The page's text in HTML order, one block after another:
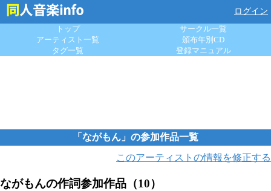
ログイン
トップ
サークル一覧
アーティスト一覧
頒布年別CD
タグ一覧
登録マニュアル
「ながもん」の参加作品一覧
このアーティストの情報を修正する
ながもんの作詞参加作品（10）